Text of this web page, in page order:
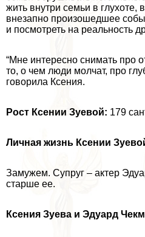
жить внутри семьи в глухоте,
внезапно произошедшее
и посмотреть на реальность
“Мне интересно снимать про
то, о чем люди молчат, про
говорила Ксения.
Рост Ксении Зуевой: 179
Личная жизнь Ксении
Замужем. Супруг – актер
старше ее.
Ксения Зуева и Эдуард